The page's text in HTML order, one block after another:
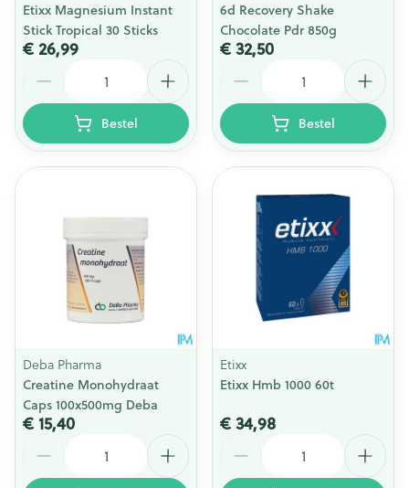
Etixx Magnesium Instant
Stick Tropical 30 Sticks
€ 26,99
Bestel
6d Recovery Shake
Chocolate Pdr 850g
€ 32,50
Bestel
Deba Pharma
Creatine Monohydraat
Caps 100x500mg Deba
€ 15,40
Etixx
Etixx Hmb 1000 60t
€ 34,98